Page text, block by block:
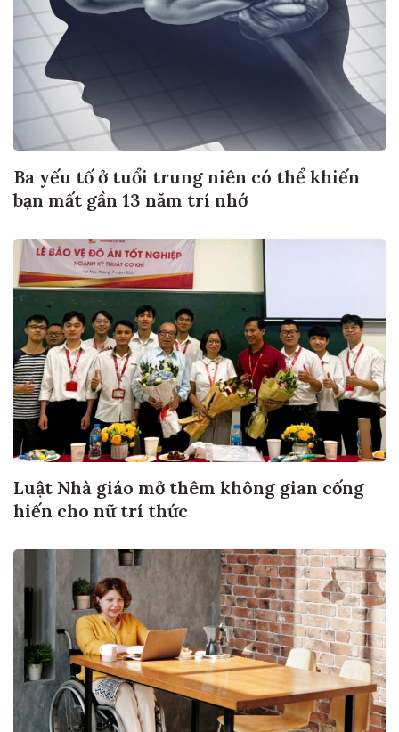
Ba yếu tố ở tuổi trung niên có thể khiến
bạn mất gần 13 năm trí nhớ
Luật Nhà giáo mở thêm không gian cống
hiến cho nữ trí thức